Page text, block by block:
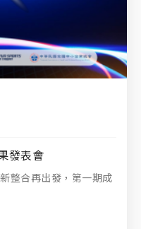
發表會
整合再出發，第一期成